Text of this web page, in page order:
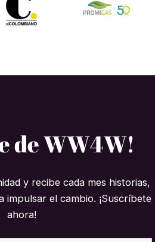
de WW4W!
y recibe cada mes historias,
impulsar el cambio. ¡Suscríbete
ahora!